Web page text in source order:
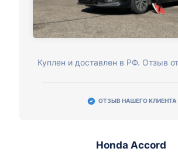
Куплен и доставлен в РФ. Отзыв
ОТЗЫВ НАШЕГО КЛИЕНТА
Honda Accord